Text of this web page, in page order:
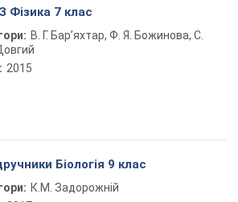
Фізика 7 клас
В. Г. Бар’яхтар, Ф. Я. Божинова, С.
2015
Біологія 9 клас
К.М. Задорожній